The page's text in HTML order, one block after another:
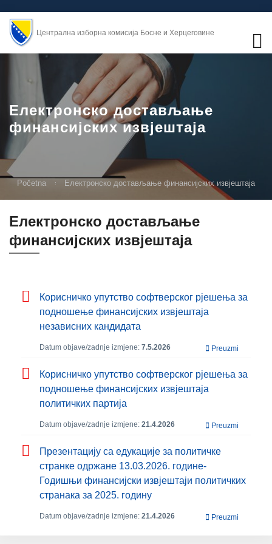
Централна изборна комисија Босне и Херцеговине
Електронско достављање
финансијских извјештаја
Početna Електронско достављање финансијских извјештаја
Електронско достављање
финансијских извјештаја
Корисничко упутство софтверског рјешења за
подношење финансијских извјештаја
независних кандидата
Datum objave/zadnje izmjene: 7.5.2026 Preuzmi
Корисничко упутство софтверског рјешења за
подношење финансијских извјештаја
политичких партија
Datum objave/zadnje izmjene: 21.4.2026 Preuzmi
Презентацију са едукације за политичке
странке одржане 13.03.2026. године-
Годишњи финансијски извјештаји политичких
странака за 2025. годину
Datum objave/zadnje izmjene: 21.4.2026 Preuzmi